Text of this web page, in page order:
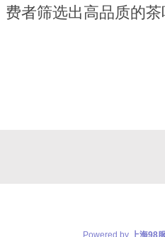
费者筛选出高品质的
Powered by 上海98